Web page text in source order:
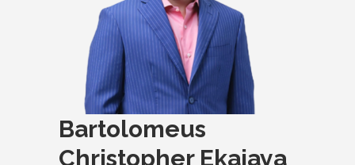
Bartolomeus
Christopher Ekajaya